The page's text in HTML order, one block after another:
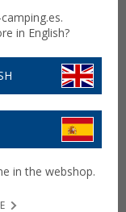
in English?
in the webshop.